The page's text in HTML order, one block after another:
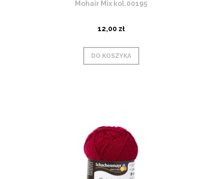
Mohair Mix kol.00195
12,00 zł
DO KOSZYKA